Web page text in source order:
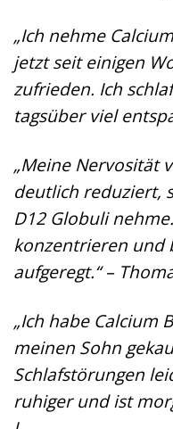
„Ich nehme
jetzt seit einigen
zufrieden. Ich
tagsüber viel
„Meine Nervosität
deutlich reduziert,
D12 Globuli
konzentrieren und
aufgeregt.“ –
„Ich habe Calcium
meinen Sohn
Schlafstörungen
ruhiger und ist